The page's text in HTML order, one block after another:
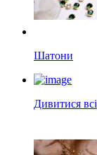
Шатони
Дивитися всі